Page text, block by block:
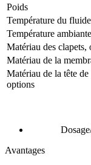
Poids
Température du
Température
Matériau des clapets,
Matériau de la
Matériau de la tête de
options
Avantages